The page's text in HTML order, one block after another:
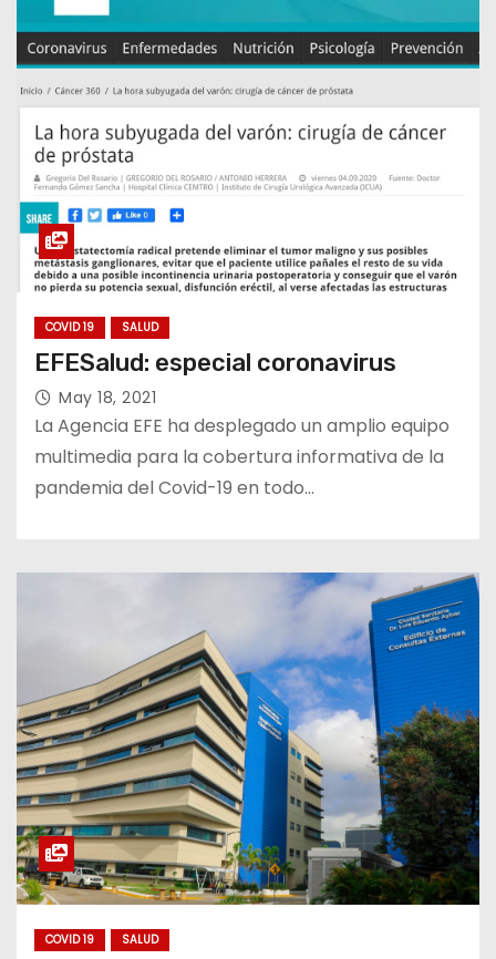
COVID 19 SALUD
EFESalud: especial coronavirus
May 18, 2021
La Agencia EFE ha desplegado un amplio equipo
multimedia para la cobertura informativa de la
pandemia del Covid-19 en todo…
COVID 19 SALUD